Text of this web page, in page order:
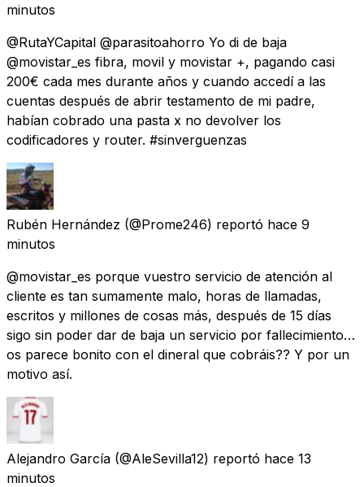
minutos
@RutaYCapital @parasitoahorro Yo di de baja
@movistar_es fibra, movil y movistar +, pagando casi
200€ cada mes durante años y cuando accedí a las
cuentas después de abrir testamento de mi padre,
habían cobrado una pasta x no devolver los
codificadores y router. #sinverguenzas
Rubén Hernández (@Prome246) reportó hace 9
minutos
@movistar_es porque vuestro servicio de atención al
cliente es tan sumamente malo, horas de llamadas,
escritos y millones de cosas más, después de 15 días
sigo sin poder dar de baja un servicio por fallecimiento…
os parece bonito con el dineral que cobráis?? Y por un
motivo así.
Alejandro García (@AleSevilla12) reportó hace 13
minutos